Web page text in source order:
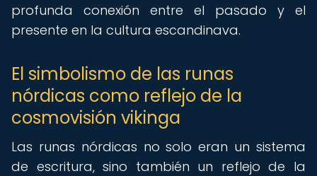
profunda conexión entre el pasado y el
presente en la cultura escandinava.
El simbolismo de las runas
nórdicas como reflejo de la
cosmovisión vikinga
Las runas nórdicas no solo eran un sistema
de escritura, sino también un reflejo de la